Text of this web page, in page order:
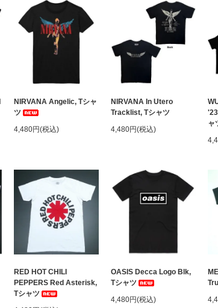
NIRVANA Angelic, Tシャ
ツ
4,480円(税込)
NIRVANA In Utero
Tracklist, Tシャツ
4,480円(税込)
ャ
RED HOT CHILI
PEPPERS Red Asterisk,
Tシャツ
OASIS Decca Logo Blk,
Tシャツ
4,480円(税込)